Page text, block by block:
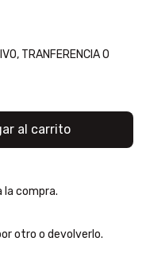
TRANFERENCIA O
la compra.
otro o devolverlo.